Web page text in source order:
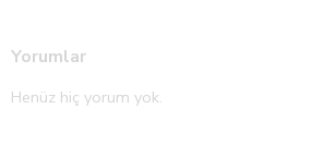
Yorumlar
Henüz hiç yorum yok.